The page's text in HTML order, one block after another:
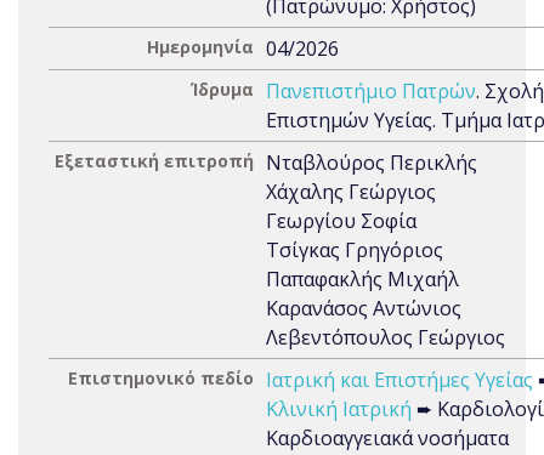
(Πατρώνυμο: Χρήστος)
Ημερομηνία 04/2026
Ίδρυμα Πανεπιστήμιο Πατρών. Σχολή
Επιστημών Υγείας. Τμήμα
Εξεταστική επιτροπή
Νταβλούρος Περικλής
Χάχαλης Γεώργιος
Γεωργίου Σοφία
Τσίγκας Γρηγόριος
Παπαφακλής Μιχαήλ
Καρανάσος Αντώνιος
Λεβεντόπουλος Γεώργιος
Επιστημονικό πεδίο Ιατρική και Επιστήμες Υγείας
Κλινική Ιατρική ➨
Καρδιοαγγειακά νοσήματα